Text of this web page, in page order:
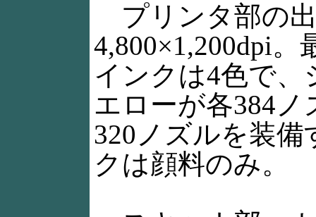
プリンタ部の
4,800×1,200dpi
インクは4色で
エローが各384
320ノズルを装
クは顔料のみ。